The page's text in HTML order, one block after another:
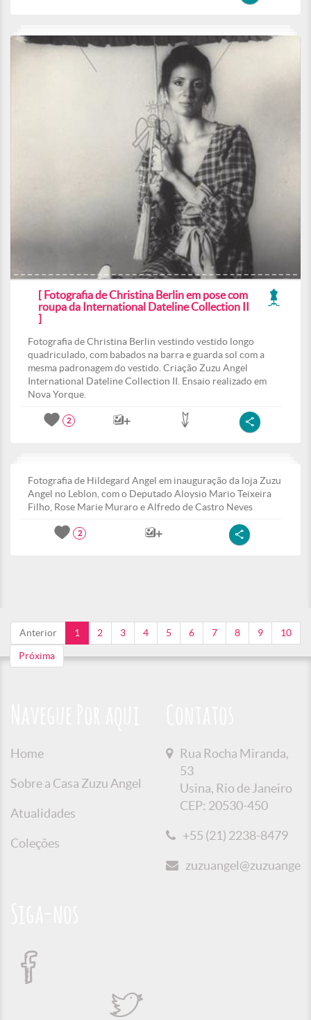
[ Fotografia de Christina Berlin em pose com
roupa da International Dateline Collection II
]
Fotografia de Christina Berlin vestindo vestido longo
quadriculado, com babados na barra e guarda sol com a
mesma padronagem do vestido. Criação Zuzu Angel
International Dateline Collection II. Ensaio realizado em
Nova Yorque.
2
Fotografia de Hildegard Angel em inauguração da loja Zuzu
Angel no Leblon, com o Deputado Aloysio Mario Teixeira
Filho, Rose Marie Muraro e Alfredo de Castro Neves
2
Anterior 1 2 3 4 5 6 7 8 9 10
Próxima
Home
Sobre a Casa Zuzu Angel
Atualidades
Coleções
Rua Rocha Miranda,
53
Usina, Rio de Janeiro
CEP: 20530-450
+55 (21) 2238-8479